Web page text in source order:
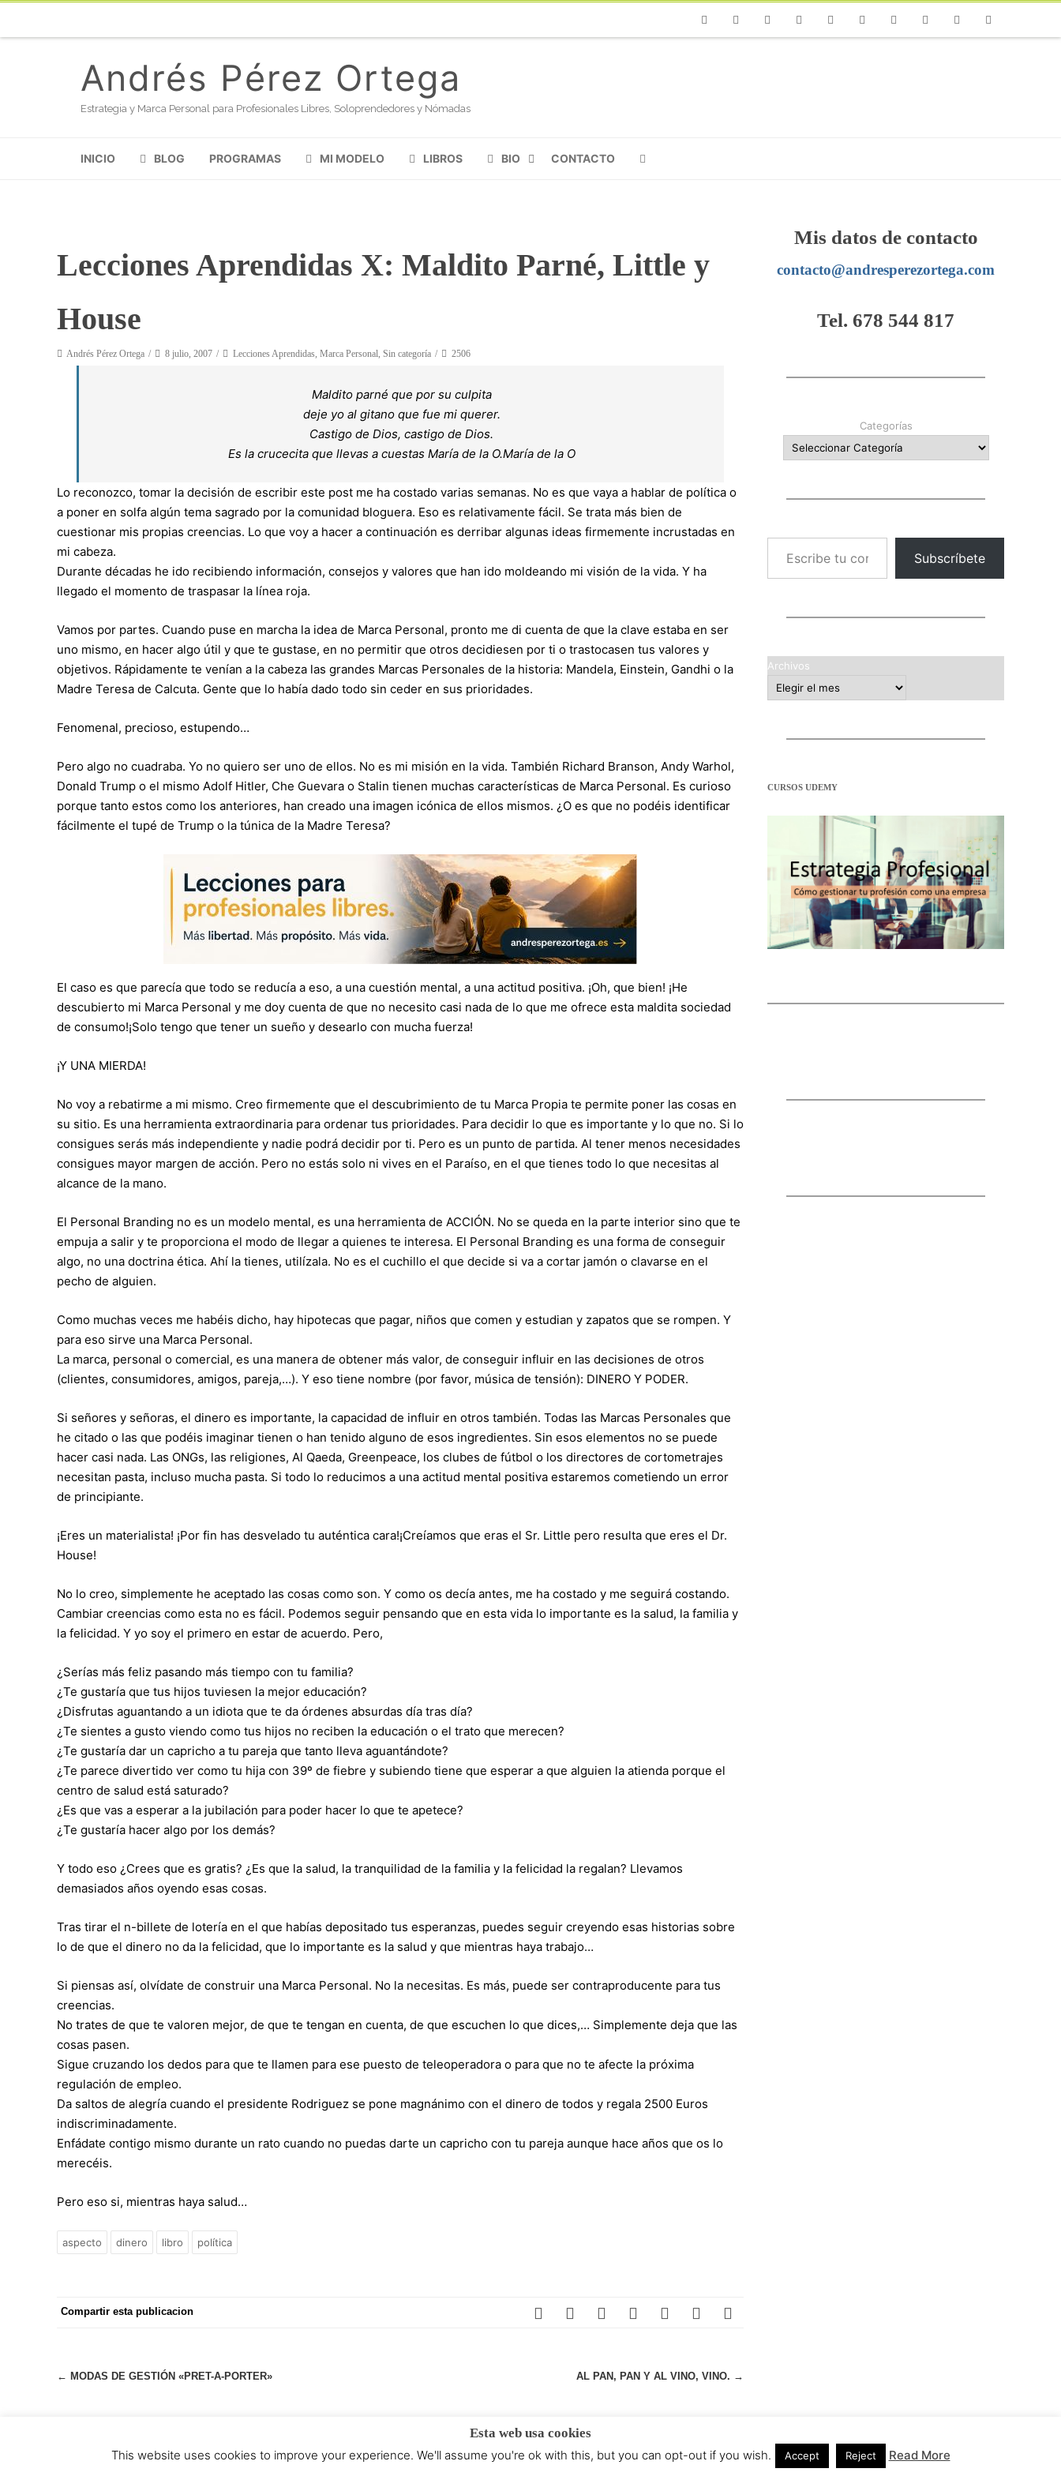
Andrés Pérez Ortega
Estrategia y Marca Personal para Profesionales Libres, Soloprendedores y Nómadas
INICIO BLOG PROGRAMAS MI MODELO LIBROS BIO CONTACTO
Lecciones Aprendidas X: Maldito Parné, Little y
House
Andrés Pérez Ortega 8 julio, 2007 Lecciones Aprendidas, Marca Personal, Sin categoría 2506
Maldito parné que por su culpita
deje yo al gitano que fue mi querer.
Castigo de Dios, castigo de Dios.
Es la crucecita que llevas a cuestas María de la O.María de la O
Lo reconozco, tomar la decisión de escribir este post me ha costado varias semanas. No es que vaya a hablar de política o
a poner en solfa algún tema sagrado por la comunidad bloguera. Eso es relativamente fácil. Se trata más bien de
cuestionar mis propias creencias. Lo que voy a hacer a continuación es derribar algunas ideas firmemente incrustadas en
mi cabeza.
Durante décadas he ido recibiendo información, consejos y valores que han ido moldeando mi visión de la vida. Y ha
llegado el momento de traspasar la línea roja.
Vamos por partes. Cuando puse en marcha la idea de Marca Personal, pronto me di cuenta de que la clave estaba en ser
uno mismo, en hacer algo útil y que te gustase, en no permitir que otros decidiesen por ti o trastocasen tus valores y
objetivos. Rápidamente te venían a la cabeza las grandes Marcas Personales de la historia: Mandela, Einstein, Gandhi o la
Madre Teresa de Calcuta. Gente que lo había dado todo sin ceder en sus prioridades.
Fenomenal, precioso, estupendo…
Pero algo no cuadraba. Yo no quiero ser uno de ellos. No es mi misión en la vida. También Richard Branson, Andy Warhol,
Donald Trump o el mismo Adolf Hitler, Che Guevara o Stalin tienen muchas características de Marca Personal. Es curioso
porque tanto estos como los anteriores, han creado una imagen icónica de ellos mismos. ¿O es que no podéis identificar
fácilmente el tupé de Trump o la túnica de la Madre Teresa?
El caso es que parecía que todo se reducía a eso, a una cuestión mental, a una actitud positiva. ¡Oh, que bien! ¡He
descubierto mi Marca Personal y me doy cuenta de que no necesito casi nada de lo que me ofrece esta maldita sociedad
de consumo!¡Solo tengo que tener un sueño y desearlo con mucha fuerza!
¡Y UNA MIERDA!
No voy a rebatirme a mi mismo. Creo firmemente que el descubrimiento de tu Marca Propia te permite poner las cosas en
su sitio. Es una herramienta extraordinaria para ordenar tus prioridades. Para decidir lo que es importante y lo que no. Si lo
consigues serás más independiente y nadie podrá decidir por ti. Pero es un punto de partida. Al tener menos necesidades
consigues mayor margen de acción. Pero no estás solo ni vives en el Paraíso, en el que tienes todo lo que necesitas al
alcance de la mano.
El Personal Branding no es un modelo mental, es una herramienta de ACCIÓN. No se queda en la parte interior sino que te
empuja a salir y te proporciona el modo de llegar a quienes te interesa. El Personal Branding es una forma de conseguir
algo, no una doctrina ética. Ahí la tienes, utilízala. No es el cuchillo el que decide si va a cortar jamón o clavarse en el
pecho de alguien.
Como muchas veces me habéis dicho, hay hipotecas que pagar, niños que comen y estudian y zapatos que se rompen. Y
para eso sirve una Marca Personal.
La marca, personal o comercial, es una manera de obtener más valor, de conseguir influir en las decisiones de otros
(clientes, consumidores, amigos, pareja,…). Y eso tiene nombre (por favor, música de tensión): DINERO Y PODER.
Si señores y señoras, el dinero es importante, la capacidad de influir en otros también. Todas las Marcas Personales que
he citado o las que podéis imaginar tienen o han tenido alguno de esos ingredientes. Sin esos elementos no se puede
hacer casi nada. Las ONGs, las religiones, Al Qaeda, Greenpeace, los clubes de fútbol o los directores de cortometrajes
necesitan pasta, incluso mucha pasta. Si todo lo reducimos a una actitud mental positiva estaremos cometiendo un error
de principiante.
¡Eres un materialista! ¡Por fin has desvelado tu auténtica cara!¡Creíamos que eras el Sr. Little pero resulta que eres el Dr.
House!
No lo creo, simplemente he aceptado las cosas como son. Y como os decía antes, me ha costado y me seguirá costando.
Cambiar creencias como esta no es fácil. Podemos seguir pensando que en esta vida lo importante es la salud, la familia y
la felicidad. Y yo soy el primero en estar de acuerdo. Pero,
¿Serías más feliz pasando más tiempo con tu familia?
¿Te gustaría que tus hijos tuviesen la mejor educación?
¿Disfrutas aguantando a un idiota que te da órdenes absurdas día tras día?
¿Te sientes a gusto viendo como tus hijos no reciben la educación o el trato que merecen?
¿Te gustaría dar un capricho a tu pareja que tanto lleva aguantándote?
¿Te parece divertido ver como tu hija con 39º de fiebre y subiendo tiene que esperar a que alguien la atienda porque el
centro de salud está saturado?
¿Es que vas a esperar a la jubilación para poder hacer lo que te apetece?
¿Te gustaría hacer algo por los demás?
Y todo eso ¿Crees que es gratis? ¿Es que la salud, la tranquilidad de la familia y la felicidad la regalan? Llevamos
demasiados años oyendo esas cosas.
Tras tirar el n-billete de lotería en el que habías depositado tus esperanzas, puedes seguir creyendo esas historias sobre
lo de que el dinero no da la felicidad, que lo importante es la salud y que mientras haya trabajo…
Si piensas así, olvídate de construir una Marca Personal. No la necesitas. Es más, puede ser contraproducente para tus
creencias.
No trates de que te valoren mejor, de que te tengan en cuenta, de que escuchen lo que dices,… Simplemente deja que las
cosas pasen.
Sigue cruzando los dedos para que te llamen para ese puesto de teleoperadora o para que no te afecte la próxima
regulación de empleo.
Da saltos de alegría cuando el presidente Rodriguez se pone magnánimo con el dinero de todos y regala 2500 Euros
indiscriminadamente.
Enfádate contigo mismo durante un rato cuando no puedas darte un capricho con tu pareja aunque hace años que os lo
merecéis.
Pero eso si, mientras haya salud…
aspecto dinero libro política
Compartir esta publicacion
Navegación
← MODAS DE GESTIÓN «PRET-A-PORTER» AL PAN, PAN Y AL VINO, VINO. →
Mis datos de contacto
contacto@andresperezortega.com
Tel. 678 544 817
Categorías
Escribe tu correo electrónico…
Subscríbete
Archivos
CURSOS UDEMY
2015 - 2025 © Powered byTheme-Vision
Esta web usa cookies
This website uses cookies to improve your experience. We'll assume you're ok with this, but you can opt-out if you wish.
Accept Reject Read More